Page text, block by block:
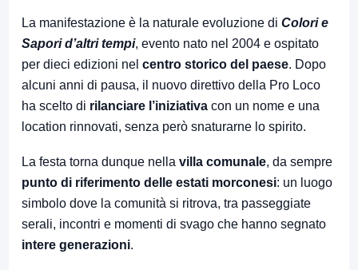
La manifestazione è la naturale evoluzione di Colori e
Sapori d’altri tempi, evento nato nel 2004 e ospitato
per dieci edizioni nel centro storico del paese. Dopo
alcuni anni di pausa, il nuovo direttivo della Pro Loco
ha scelto di rilanciare l’iniziativa con un nome e una
location rinnovati, senza però snaturarne lo spirito.
La festa torna dunque nella villa comunale, da sempre
punto di riferimento delle estati morconesi: un luogo
simbolo dove la comunità si ritrova, tra passeggiate
serali, incontri e momenti di svago che hanno segnato
intere generazioni.